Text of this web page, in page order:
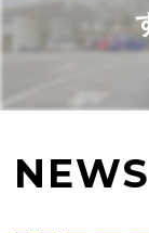
NEWS